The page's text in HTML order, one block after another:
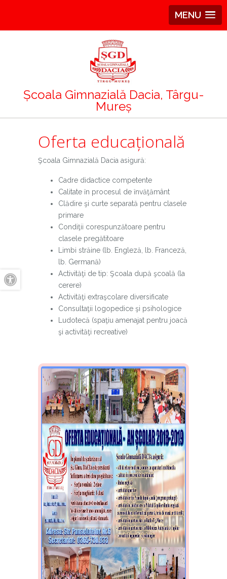
MENU
Școala Gimnazială Dacia, Târgu-
Mureș
A+
Oferta educațională
Şcoala Gimnazială Dacia asigură:
Cadre didactice competente
Calitate ȋn procesul de ȋnvăţământ
Clădire şi curte separată pentru clasele
primare
Condiţii corespunzătoare pentru
clasele pregătitoare
Limbi străine (lb. Engleză, lb. Franceză,
lb. Germană)
Activităţi de tip: Şcoala după şcoală (la
cerere)
Activităţi extraşcolare diversificate
Consultaţii logopedice şi psihologice
Ludotecă (spaţiu amenajat pentru joacă
şi activităţi recreative)